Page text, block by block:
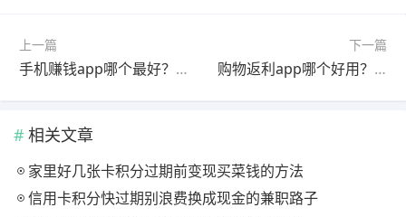
上一篇
手机赚钱app哪个最好？现在最好的手机赚钱软件分享
下一篇
购物返利app哪个好用？2026最好的购物返佣软件推荐
相关文章
家里好几张卡积分过期前变现买菜钱的方法
信用卡积分快过期别浪费换成现金的兼职路子